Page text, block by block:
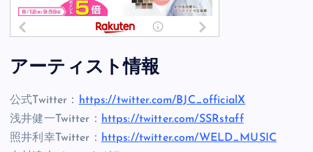
アーティスト情報
公式Twitter： https://twitter.com/BJC_officialX
浅井健一Twitter： https://twitter.com/SSRstaff
照井利幸Twitter： https://twitter.com/WELD_MUSIC